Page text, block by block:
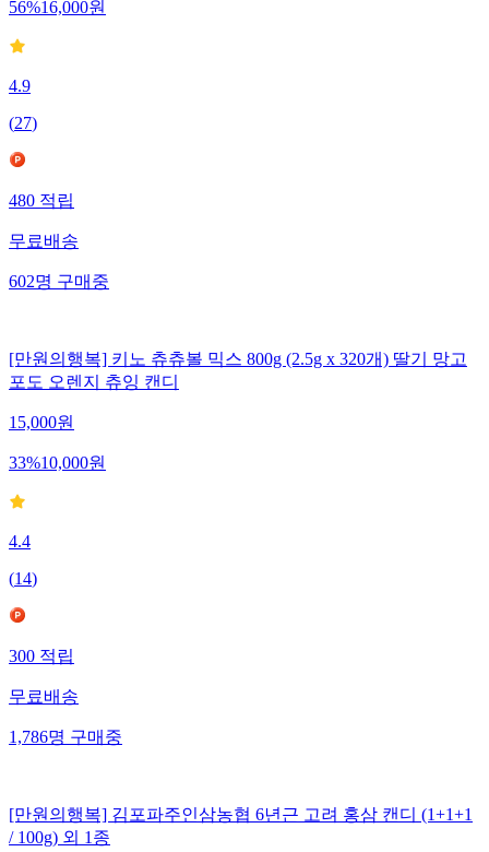
56%16,000원
4.9
(27)
480적립
무료배송
602명구매중
[만원의행복] 키노 츄츄볼 믹스 800g (2.5g x 320개) 딸기 망고
포도 오렌지 츄잉 캔디
15,000원
33%10,000원
4.4
(14)
300적립
무료배송
1,786명구매중
[만원의행복] 김포파주인삼농협 6년근 고려 홍삼 캔디 (1+1+1
/ 100g) 외 1종